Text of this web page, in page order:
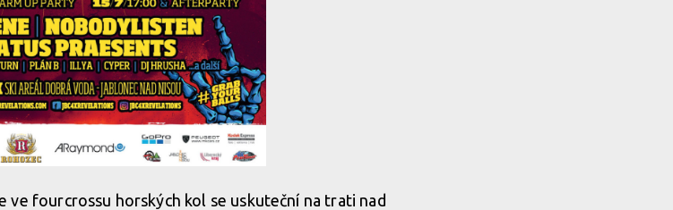
ve fourcrossu horských kol se uskuteční na trati nad